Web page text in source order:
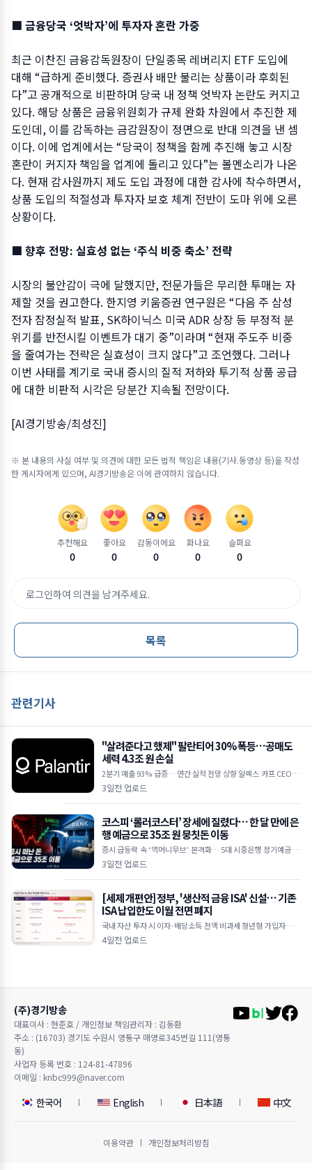
■ 금융당국 ‘엇박자’에 투자자 혼란 가중
최근 이찬진 금융감독원장이 단일종목 레버리지 ETF 도입에
대해 “급하게 준비했다. 증권사 배만 불리는 상품이라 후회된
다”고 공개적으로 비판하며 당국 내 정책 엇박자 논란도 커지고
있다. 해당 상품은 금융위원회가 규제 완화 차원에서 추진한 제
도인데, 이를 감독하는 금감원장이 정면으로 반대 의견을 낸 셈
이다. 이에 업계에서는 “당국이 정책을 함께 추진해 놓고 시장
혼란이 커지자 책임을 업계에 돌리고 있다”는 볼멘소리가 나온
다. 현재 감사원까지 제도 도입 과정에 대한 감사에 착수하면서,
상품 도입의 적절성과 투자자 보호 체계 전반이 도마 위에 오른
상황이다.
■ 향후 전망: 실효성 없는 ‘주식 비중 축소’ 전략
시장의 불안감이 극에 달했지만, 전문가들은 무리한 투매는 자
제할 것을 권고한다. 한지영 키움증권 연구원은 “다음 주 삼성
전자 잠정실적 발표, SK하이닉스 미국 ADR 상장 등 부정적 분
위기를 반전시킬 이벤트가 대기 중”이라며 “현재 주도주 비중
을 줄여가는 전략은 실효성이 크지 않다”고 조언했다. 그러나
이번 사태를 계기로 국내 증시의 질적 저하와 투기적 상품 공급
에 대한 비판적 시각은 당분간 지속될 전망이다.
[AI경기방송/최성진]
※ 본 내용의 사실 여부 및 의견에 대한 모든 법적 책임은 내용(기사.동영상 등)을 작성
한 게시자에게 있으며, AI경기방송은 이에 관여하지 않습니다.
추천해요
0
좋아요
0
감동이에요
0
화나요
0
슬퍼요
0
로그인하여 의견을 남겨주세요.
목록
관련기사
"살려준다고 했제" 팔란티어 30% 폭등…공매도
세력 4.3조 원 손실
2분기 매출 93% 급증… 연간 실적 전망 상향 알렉스 카프 CEO "A
I 수요 상상을 초월하는 수준" 하루 만에 30억 달러 손실… 공매도
3일전 업로드
코스피 ‘롤러코스터’ 장세에 질렸다… 한 달 만에 은
행 예금으로 35조 원 뭉칫돈 이동
증시 급등락 속 ‘역머니무브’ 본격화… 5대 시중은행 정기예금 35
조 원 급증 한국은행 기준금리 인상 여파, 연 3%대 예금 금리 매력
3일전 업로드
[세제 개편안] 정부, '생산적 금융 ISA' 신설… 기존
ISA 납입한도 이월 전면 폐지
국내 자산 투자 시 이자·배당소득 전액 비과세 청년형 가입자 납입
액 10% 추가 소득공제 기존 일반 ISA는 납입한도 이월 폐지 및 최
4일전 업로드
(주)경기방송
대표이사 : 현준호 / 개인정보 책임관리자 : 김동환
주소 : (16703) 경기도 수원시 영통구 매영로345번길 111(영통
동)
사업자 등록 번호 : 124-81-47896
이메일 : knbc999@naver.com
한국어 English 日本語 中文
이용약관 개인정보처리방침